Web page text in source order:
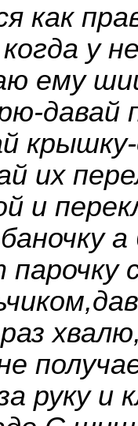
как
у
ему
их
и
руку и